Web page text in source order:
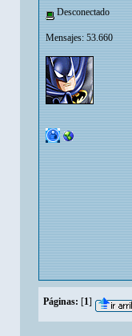
Desconectado
Mensajes: 53.660
Páginas: [1]